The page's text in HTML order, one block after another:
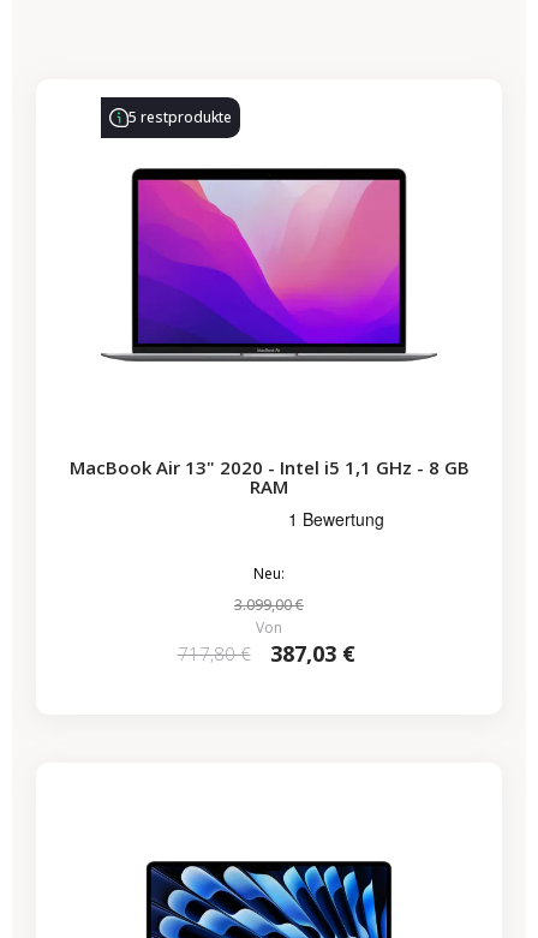
5 restprodukte
MacBook Air 13" 2020 - Intel i5 1,1 GHz - 8 GB
RAM
Neu:
3.099,00 €
Von
717,80 € 387,03 €